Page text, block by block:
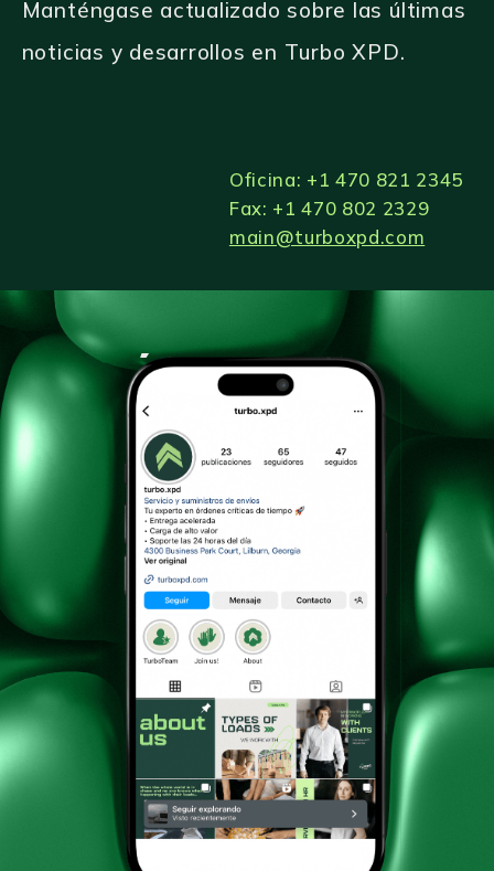
Manténgase actualizado sobre las últimas
noticias y desarrollos en Turbo XPD.
Oficina: +1 470 821 2345
Fax: +1 470 802 2329
main@turboxpd.com
¡SÍGUENOS!